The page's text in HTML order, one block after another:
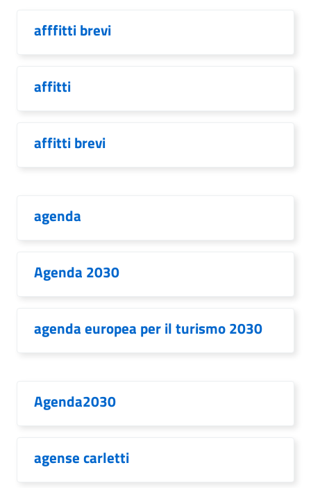
afffitti brevi
affitti
affitti brevi
agenda
Agenda 2030
agenda europea per il turismo 2030
Agenda2030
agense carletti